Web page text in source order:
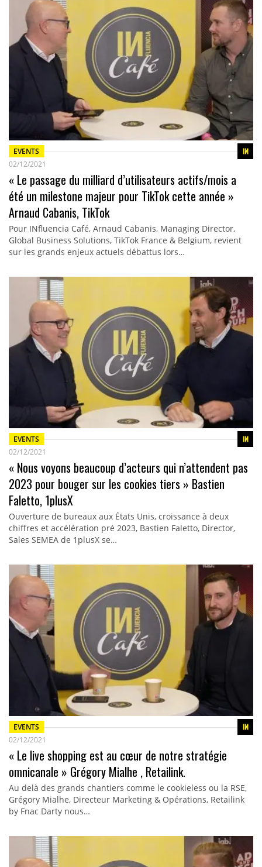
EVENTS
02/12/2021
« Le passage du milliard d’utilisateurs actifs/mois a
été un milestone majeur pour TikTok cette année »
Arnaud Cabanis, TikTok
Pour INfluencia Café, Arnaud Cabanis, Managing Director,
Global Business Solutions, TikTok France & Belgium, revient
sur les grands enjeux actuels débattus lors…
EVENTS
02/12/2021
« Nous voyons beaucoup d’acteurs qui n’attendent pas
2023 pour bouger sur les cookies tiers » Bastien
Faletto, 1plusX
Ouverture de bureaux aux États Unis, croissance à deux
chiffres et accélération pré 2023, Bastien Faletto, Director,
Sales SEMEA de 1plusX se…
EVENTS
02/12/2021
« Le live shopping est au cœur de notre stratégie
omnicanale » Grégory Mialhe , Retailink.
Au delà des grands chantiers comme le cookieless ou la RSE,
Grégory Mialhe, Directeur Marketing & Opérations, Retailink
by Fnac Darty nous…